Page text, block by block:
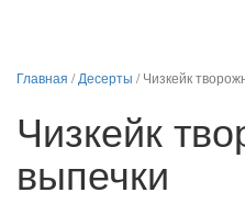
Главная /Десерты /Чизкейк
Чизкейк
выпечки